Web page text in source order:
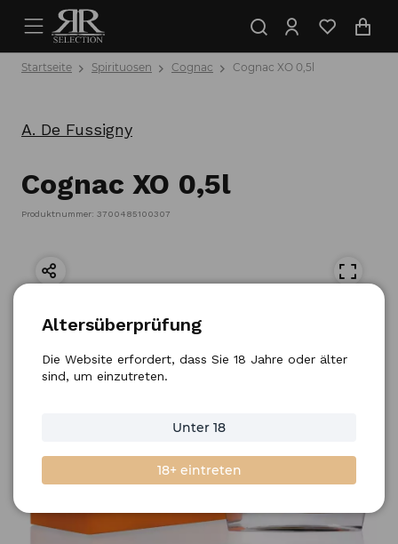
Startseite Spirituosen Cognac Cognac XO 0,5l
A. De Fussigny
Cognac XO 0,5l
Produktnummer: 3700485100307
Altersüberprüfung
Die Website erfordert, dass Sie 18 Jahre oder älter
sind, um einzutreten.
Unter 18
18+ eintreten